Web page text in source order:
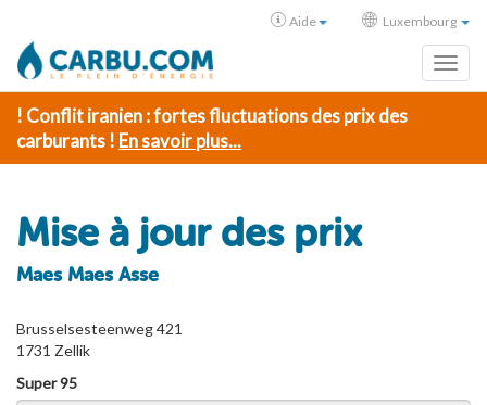
Aide Luxembourg
! Conflit iranien : fortes fluctuations des prix des
carburants ! En savoir plus...
Mise à jour des prix
Maes Maes Asse
Brusselsesteenweg 421
1731 Zellik
Super 95